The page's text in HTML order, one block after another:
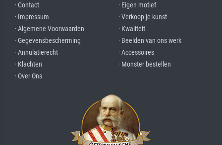
· Contact
· Impressum
· Algemene Voorwaarden
· Gegevensbescherming
· Annulatierecht
· Klachten
· Over Ons
· Eigen motief
· Verkoop je kunst
· Kwaliteit
· Beelden van ons werk
· Accessoires
· Monster bestellen